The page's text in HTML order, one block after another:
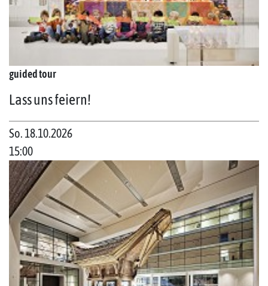
guided tour
Lass uns feiern!
So. 18.10.2026
15:00